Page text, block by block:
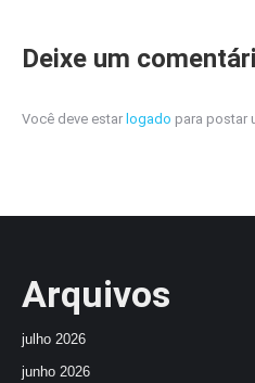
Deixe um
Você deve estar logado para postar
Arquivos
julho 2026
junho 2026